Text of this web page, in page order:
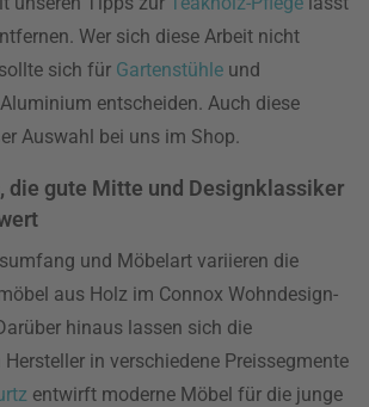
Wer sich diese Arbeit nicht
sich für Gartenstühle und
entscheiden. Auch diese
Auswahl bei uns im Shop.
die gute Mitte und Designklassiker
und Möbelart variieren die
aus Holz im Connox Wohndesign-
hinaus lassen sich die
in verschiedene Preissegmente
entwirft moderne Möbel für die junge